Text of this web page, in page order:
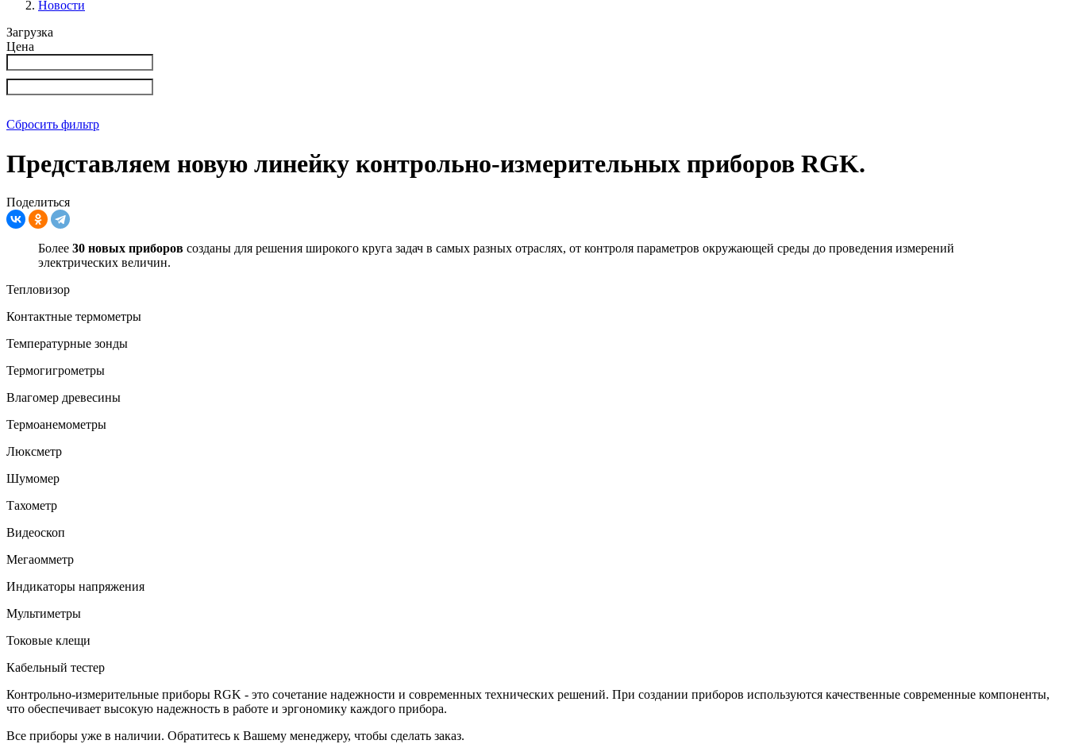
Новости
Загрузка
Цена
Сбросить фильтр
Представляем новую линейку контрольно-измерительных приборов RGK.
Поделиться
Более 30 новых приборов созданы для решения широкого круга задач в самых разных отраслях, от контроля параметров окружающей среды до проведения измерений
электрических величин.
Тепловизор
Контактные термометры
Температурные зонды
Термогигрометры
Влагомер древесины
Термоанемометры
Люксметр
Шумомер
Тахометр
Видеоскоп
Мегаомметр
Индикаторы напряжения
Мультиметры
Токовые клещи
Кабельный тестер
Контрольно-измерительные приборы RGK - это сочетание надежности и современных технических решений. При создании приборов используются качественные современные компоненты,
что обеспечивает высокую надежность в работе и эргономику каждого прибора.
Все приборы уже в наличии. Обратитесь к Вашему менеджеру, чтобы сделать заказ.